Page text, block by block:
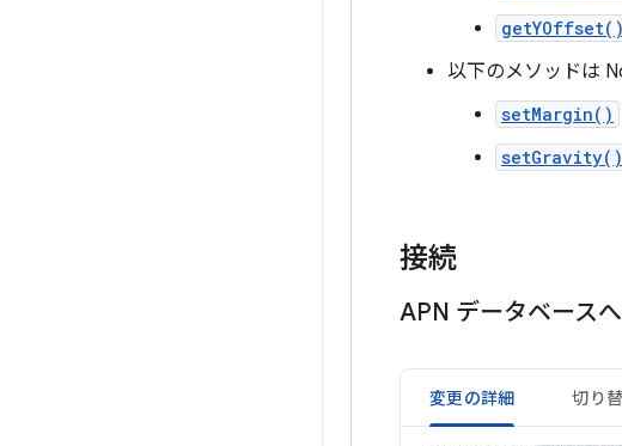
getYOffset()
以下のメソッドは
setMargin()
setGravity()
接続
APN データベース
変更の詳細 切り